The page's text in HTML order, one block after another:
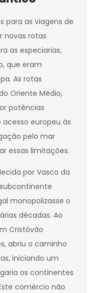
para as viagens de
novas rotas
as especiarias,
que eram
As rotas
Oriente Médio,
potências
europeu às
pelo mar
essas limitações.
por Vasco da
monopolizasse o
décadas. Ao
Cristóvão
abriu o caminho
iniciando um
os continentes
comércio não